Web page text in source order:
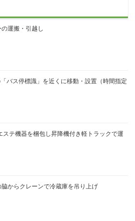
運搬・引越し
バス停標識」を近くに移動・設置（時間指定
ステ機器を梱包し昇降機付き軽トラックで運
脇からクレーンで冷蔵庫を吊り上げ